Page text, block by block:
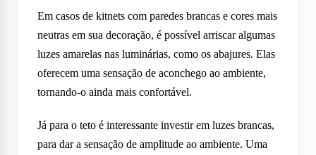
Em casos de kitnets com paredes brancas e cores mais
neutras em sua decoração, é possível arriscar algumas
luzes amarelas nas luminárias, como os abajures. Elas
oferecem uma sensação de aconchego ao ambiente,
tornando-o ainda mais confortável.
Já para o teto é interessante investir em luzes brancas,
para dar a sensação de amplitude ao ambiente. Uma